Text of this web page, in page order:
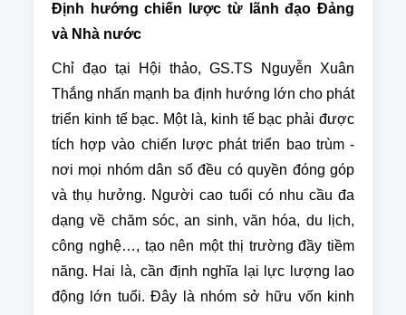
Định hướng chiến lược từ lãnh đạo Đảng
và Nhà nước
Chỉ đạo tại Hội thảo, GS.TS Nguyễn Xuân
Thắng nhấn mạnh ba định hướng lớn cho phát
triển kinh tế bạc. Một là, kinh tế bạc phải được
tích hợp vào chiến lược phát triển bao trùm -
nơi mọi nhóm dân số đều có quyền đóng góp
và thụ hưởng. Người cao tuổi có nhu cầu đa
dạng về chăm sóc, an sinh, văn hóa, du lịch,
công nghệ…, tạo nên một thị trường đầy tiềm
năng. Hai là, cần định nghĩa lại lực lượng lao
động lớn tuổi. Đây là nhóm sở hữu vốn kinh